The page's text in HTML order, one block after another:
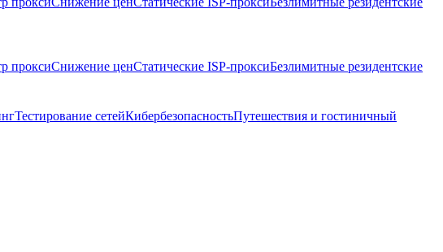
проксиСнижение ценСтатические ISP-проксиБезлимитные резидентские
Тестирование сетейКибербезопасностьПутешествия и гостиничный